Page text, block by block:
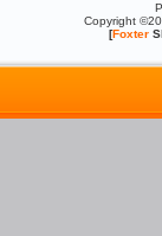
Copyright
[Foxter